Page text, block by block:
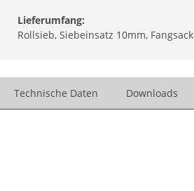
Lieferumfang:
Rollsieb, Siebeinsatz 10mm, Fangsack
Technische Daten Downloads